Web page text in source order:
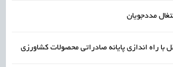
مددجویان
با راه اندازی پایانه صادراتی محصولات کشاورزی